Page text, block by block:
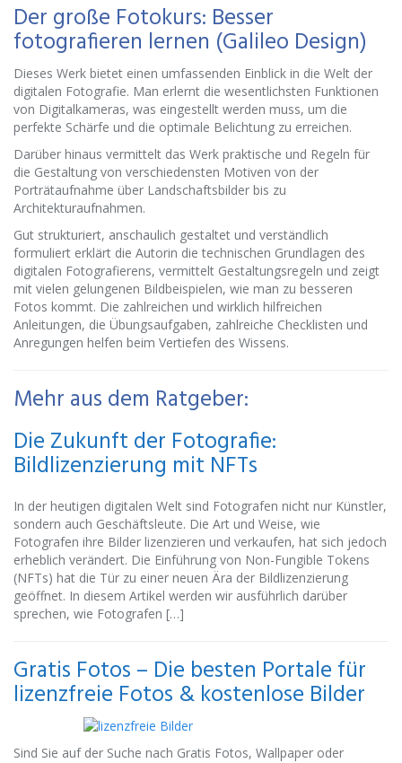
Der große Fotokurs: Besser
fotografieren lernen (Galileo Design)
Dieses Werk bietet einen umfassenden Einblick in die Welt der
digitalen Fotografie. Man erlernt die wesentlichsten Funktionen
von Digitalkameras, was eingestellt werden muss, um die
perfekte Schärfe und die optimale Belichtung zu erreichen.
Darüber hinaus vermittelt das Werk praktische und Regeln für
die Gestaltung von verschiedensten Motiven von der
Porträtaufnahme über Landschaftsbilder bis zu
Architekturaufnahmen.
Gut strukturiert, anschaulich gestaltet und verständlich
formuliert erklärt die Autorin die technischen Grundlagen des
digitalen Fotografierens, vermittelt Gestaltungsregeln und zeigt
mit vielen gelungenen Bildbeispielen, wie man zu besseren
Fotos kommt. Die zahlreichen und wirklich hilfreichen
Anleitungen, die Übungsaufgaben, zahlreiche Checklisten und
Anregungen helfen beim Vertiefen des Wissens.
Mehr aus dem Ratgeber:
Die Zukunft der Fotografie:
Bildlizenzierung mit NFTs
In der heutigen digitalen Welt sind Fotografen nicht nur Künstler,
sondern auch Geschäftsleute. Die Art und Weise, wie
Fotografen ihre Bilder lizenzieren und verkaufen, hat sich jedoch
erheblich verändert. Die Einführung von Non-Fungible Tokens
(NFTs) hat die Tür zu einer neuen Ära der Bildlizenzierung
geöffnet. In diesem Artikel werden wir ausführlich darüber
sprechen, wie Fotografen […]
Gratis Fotos – Die besten Portale für
lizenzfreie Fotos & kostenlose Bilder
Sind Sie auf der Suche nach Gratis Fotos, Wallpaper oder